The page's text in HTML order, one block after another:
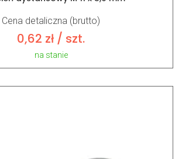
Cena detaliczna (brutto)
0,62 zł / szt.
na stanie